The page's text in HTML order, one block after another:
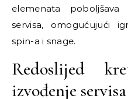
elemenata
servisa, omogućujući
spin-a i snage.
Redoslijed
izvođenje